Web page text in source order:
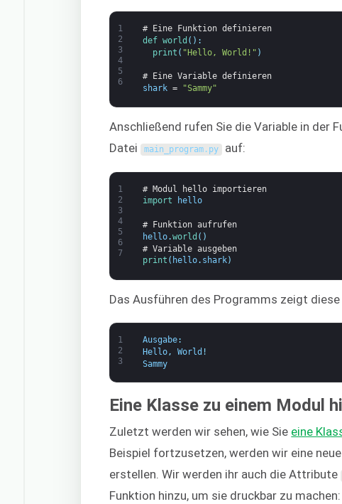
1
2
3
4
5
6
# Eine Funktion definieren
def world ( ) :
print ( "Hello, World!" )
# Eine Variable definieren
shark = "Sammy"
Anschließend rufen Sie die Variable in der
Datei main_program . py auf:
1
2
3
4
5
6
7
# Modul hello importieren
import
hello
# Funktion aufrufen
hello.world ( )
# Variable ausgeben
print ( hello. shark)
Das Ausführen des Programms zeigt diese
1
2
3
Ausgabe:
Hello, World !
Sammy
Eine Klasse zu einem Modul
Zuletzt werden wir sehen, wie Sie eine
Beispiel fortzusetzen, werden wir eine
erstellen. Wir werden ihr auch die Attribute
Funktion hinzu, um sie druckbar zu machen: